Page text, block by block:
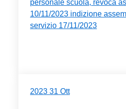
personale scuola, revoca
10/11/2023 indizione
servizio 17/11/2023
2023 31 Ott